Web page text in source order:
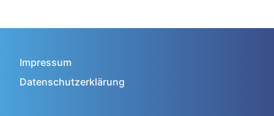
Impressum
Datenschutzerklärung